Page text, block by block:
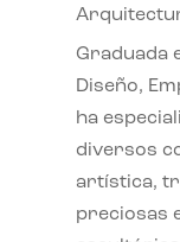
Graduada
Diseño,
ha
diversos
artística,
preciosas